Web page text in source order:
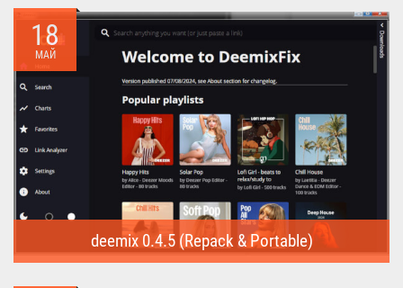
предназначена для...
18
МАЙ
deemix 0.4.5 (Repack & Portable)